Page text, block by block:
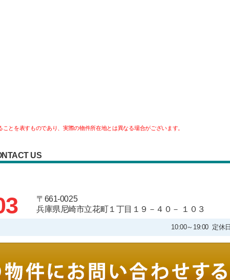
とを表すものであり、実際の物件所在地とは異なる場合がございます。
US
〒661-0025
兵庫県尼崎市立花町１丁目１９－４０－ １０３
10:00～19:00 定休